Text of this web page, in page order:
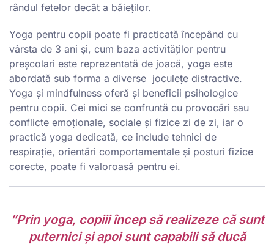
rândul fetelor decât a băieților.
Yoga pentru copii poate fi practicată începând cu
vârsta de 3 ani și, cum baza activităților pentru
preșcolari este reprezentată de joacă, yoga este
abordată sub forma a diverse joculețe distractive.
Yoga și mindfulness oferă și beneficii psihologice
pentru copii. Cei mici se confruntă cu provocări sau
conflicte emoționale, sociale și fizice zi de zi, iar o
practică yoga dedicată, ce include tehnici de
respirație, orientări comportamentale și posturi fizice
corecte, poate fi valoroasă pentru ei.
”Prin yoga, copiii încep să realizeze că sunt
puternici și apoi sunt capabili să ducă